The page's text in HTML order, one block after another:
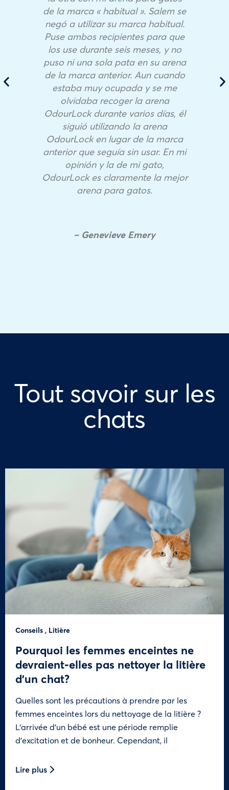
de la marca « habitual ». Salem se
negó a utilizar su marca habitual.
Puse ambos recipientes para que
los use durante seis meses, y no
puso ni una sola pata en su arena
de la marca anterior. Aun cuando
estaba muy ocupada y se me
olvidaba recoger la arena
OdourLock durante varios días, él
siguió utilizando la arena
OdourLock en lugar de la marca
anterior que seguía sin usar. En mi
opinión y la de mi gato,
OdourLock es claramente la mejor
arena para gatos.
– Genevieve Emery
Tout savoir sur les
chats
Conseils , Litière
Pourquoi les femmes enceintes ne
devraient-elles pas nettoyer la litière
d’un chat?
Quelles sont les précautions à prendre par les
femmes enceintes lors du nettoyage de la litière ?
L’arrivée d’un bébé est une période remplie
d’excitation et de bonheur. Cependant, il
Lire plus